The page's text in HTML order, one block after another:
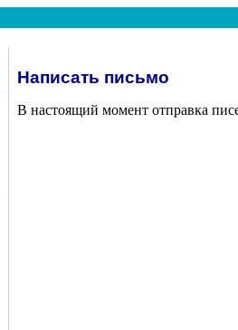
Написать письмо
В настоящий момент отправка